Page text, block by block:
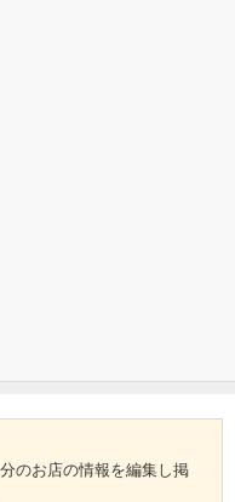
のお店の情報を編集し掲